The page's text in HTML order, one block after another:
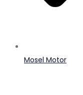
Mosel Motor